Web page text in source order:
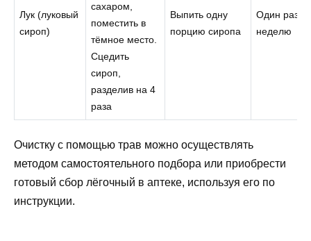
Лук (луковый
сироп)
сахаром,
поместить в
тёмное место.
Сцедить
сироп,
разделив на 4
раза
Выпить одну
порцию сиропа
Один раз в
неделю
Очистку с помощью трав можно осуществлять
методом самостоятельного подбора или приобрести
готовый сбор лёгочный в аптеке, используя его по
инструкции.